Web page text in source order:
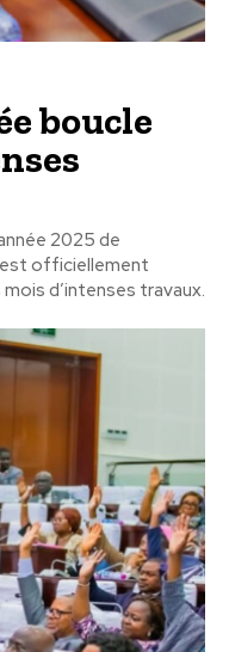
boucle
2025 de
officiellement
d’intenses travaux.